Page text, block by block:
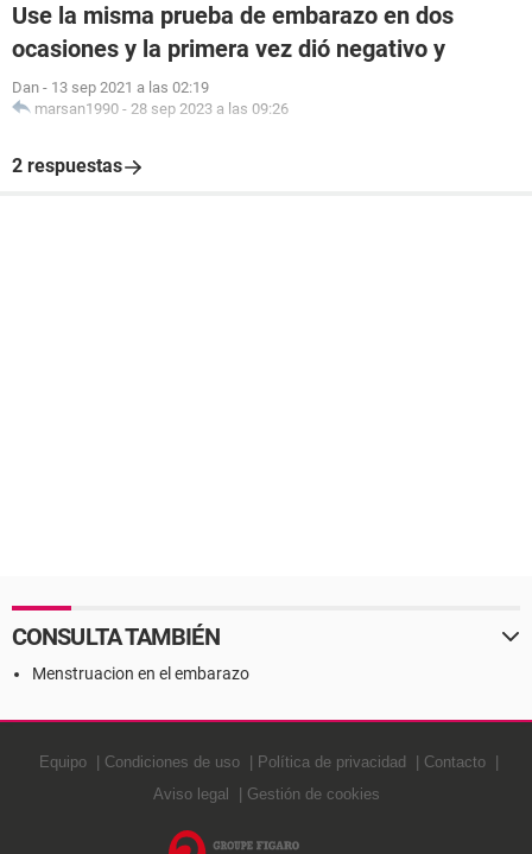
Use la misma prueba de embarazo en dos
ocasiones y la primera vez dió negativo y
Dan - 13 sep 2021 a las 02:19
marsan1990 - 28 sep 2023 a las 09:26
2 respuestas
CONSULTA TAMBIÉN
Menstruacion en el embarazo
Equipo Condiciones de uso Política de privacidad
Contacto
Aviso legal
Gestión de cookies